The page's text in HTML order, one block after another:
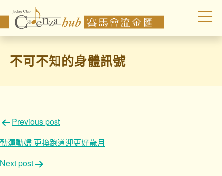
不可不知的身體訊號
文
章
導
覽
Previous post
勤運動婦 更換跑道迎更好歲月
Next post